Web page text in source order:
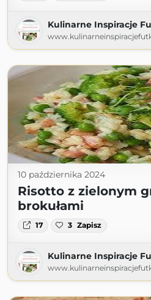
Kulinarne Inspiracje
10 października 2024
Risotto z zielonym
brokułami
17 3 Zapisz
Kulinarne Inspiracje